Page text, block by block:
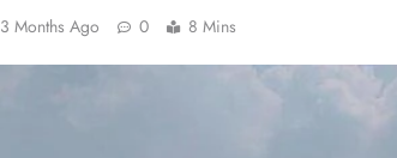
3 Months Ago 0 8 Mins